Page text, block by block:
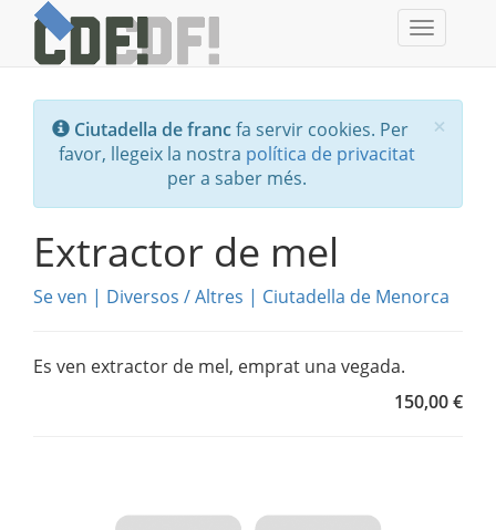
Toggle
×
Ciutadella de francfa servir cookies. Per
favor, llegeix la nostra política de privacitat
per a saber més.
Extractor de mel
Se ven | Diversos /Altres | Ciutadella de Menorca
Es ven extractor de mel, emprat una vegada.
150,00 €